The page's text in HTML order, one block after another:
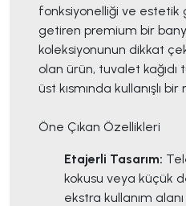
fonksiyonelliği ve estetik
getiren premium bir
koleksiyonunun dikkat
olan ürün, tuvalet
üst kısmında kullanışlı
Öne Çıkan Özellikleri
Etajerli Tasarım:
kokusu veya küçük
ekstra kullanım